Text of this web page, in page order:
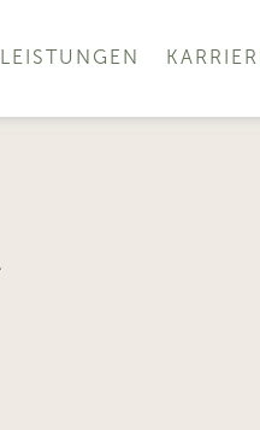
LEISTUNGEN